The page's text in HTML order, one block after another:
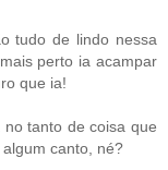
tudo de lindo nessa
perto ia acampar
que ia!
tanto de coisa que
canto, né?